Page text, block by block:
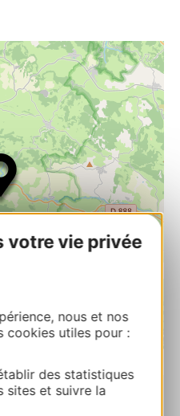
votre vie privée
nous et nos
cookies utiles pour :
des statistiques
sites et suivre la
Commune de Gaillac